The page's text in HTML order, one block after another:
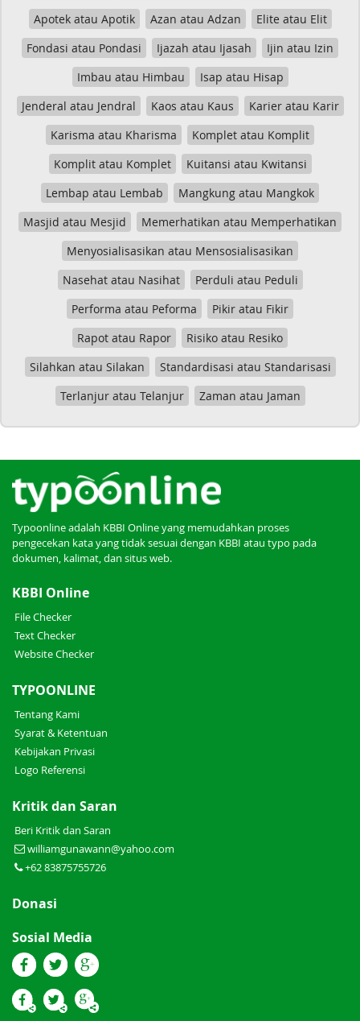
Apotek atau Apotik
Azan atau Adzan
Elite atau Elit
Fondasi atau Pondasi
Ijazah atau Ijasah
Ijin atau Izin
Imbau atau Himbau
Isap atau Hisap
Jenderal atau Jendral
Kaos atau Kaus
Karier atau Karir
Karisma atau Kharisma
Komplet atau Komplit
Komplit atau Komplet
Kuitansi atau Kwitansi
Lembap atau Lembab
Mangkung atau Mangkok
Masjid atau Mesjid
Memerhatikan atau Memperhatikan
Menyosialisasikan atau Mensosialisasikan
Nasehat atau Nasihat
Perduli atau Peduli
Performa atau Peforma
Pikir atau Fikir
Rapot atau Rapor
Risiko atau Resiko
Silahkan atau Silakan
Standardisasi atau Standarisasi
Terlanjur atau Telanjur
Zaman atau Jaman
Typoonline adalah KBBI Online yang memudahkan proses
pengecekan kata yang tidak sesuai dengan KBBI atau typo pada
dokumen, kalimat, dan situs web.
KBBI Online
File Checker
Text Checker
Website Checker
TYPOONLINE
Tentang Kami
Syarat & Ketentuan
Kebijakan Privasi
Logo Referensi
Kritik dan Saran
Beri Kritik dan Saran
williamgunawann@yahoo.com
+62 83875755726
Donasi
Sosial Media